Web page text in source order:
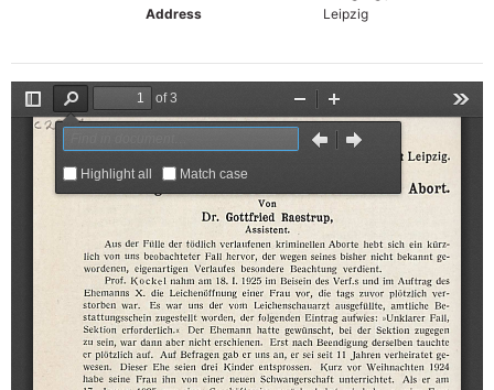
Address
Leipzig